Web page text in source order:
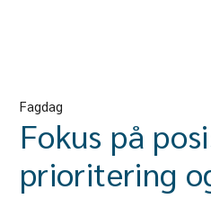
Fagdag
Fokus på
prioritering